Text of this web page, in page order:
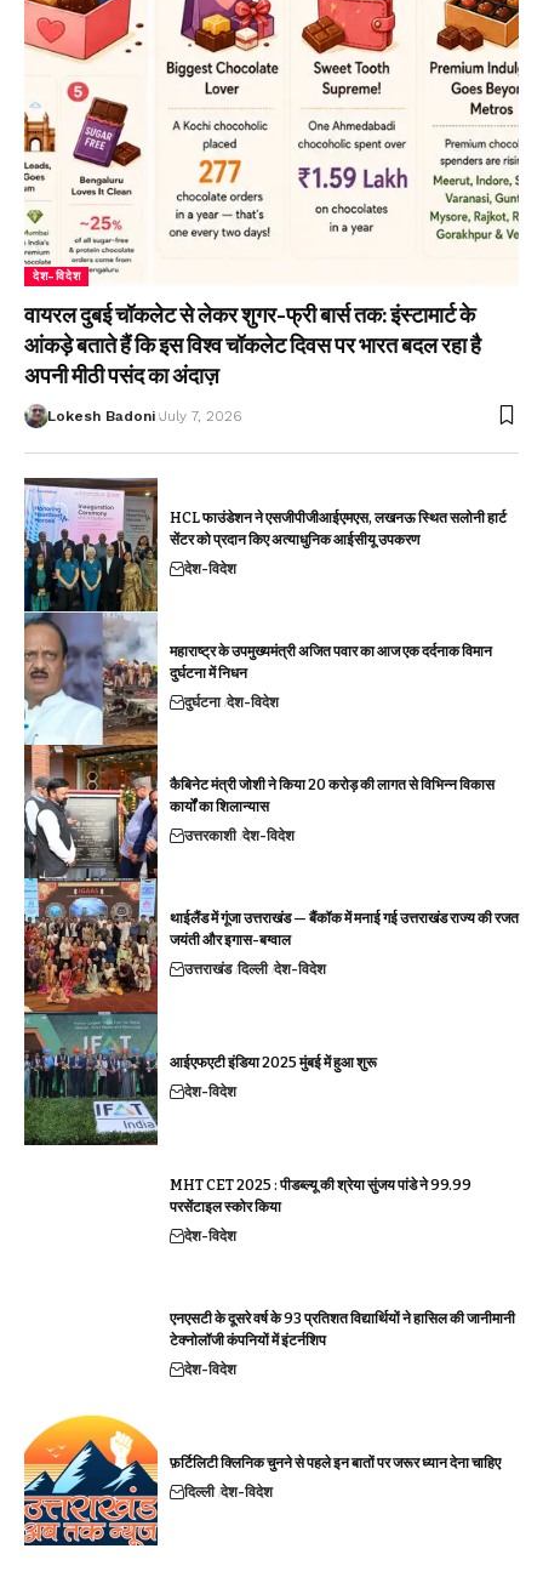
देश-विदेश
वायरल दुबई चॉकलेट से लेकर शुगर-फ्री बार्स तक: इंस्टामार्ट के
आंकड़े बताते हैं कि इस विश्व चॉकलेट दिवस पर भारत बदल रहा है
अपनी मीठी पसंद का अंदाज़
Lokesh Badoni July 7, 2026
HCL फाउंडेशन ने एसजीपीजीआईएमएस, लखनऊ स्थित सलोनी हार्ट
सेंटर को प्रदान किए अत्याधुनिक आईसीयू उपकरण
देश-विदेश
महाराष्ट्र के उपमुख्यमंत्री अजित पवार का आज एक दर्दनाक विमान
दुर्घटना में निधन
दुर्घटना देश-विदेश
कैबिनेट मंत्री जोशी ने किया 20 करोड़ की लागत से विभिन्न विकास
कार्यों का शिलान्यास
उत्तरकाशी देश-विदेश
थाईलैंड में गूंजा उत्तराखंड — बैंकॉक में मनाई गई उत्तराखंड राज्य की रजत
जयंती और इगास-बग्वाल
उत्तराखंड दिल्ली देश-विदेश
आईएफएटी इंडिया 2025 मुंबई में हुआ शुरू
देश-विदेश
MHT CET 2025 : पीडब्ल्यू की श्रेया सुंजय पांडे ने 99.99
परसेंटाइल स्कोर किया
देश-विदेश
एनएसटी के दूसरे वर्ष के 93 प्रतिशत विद्यार्थियों ने हासिल की जानीमानी
टेक्नोलॉजी कंपनियों में इंटर्नशिप
देश-विदेश
फ़र्टिलिटी क्लिनिक चुनने से पहले इन बातों पर जरूर ध्यान देना चाहिए
दिल्ली देश-विदेश